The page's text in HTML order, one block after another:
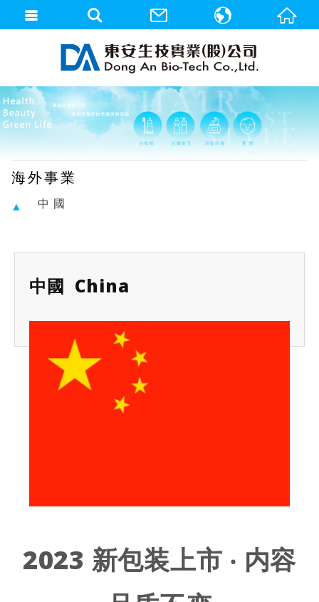
海外事業
中 國
中國 China
2023 新包装上市 ‧ 内容
繁體中文
English